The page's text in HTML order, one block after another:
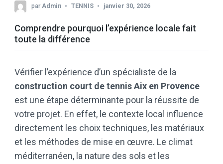
parAdmin TENNIS janvier 30, 2026
Comprendre pourquoi l’expérience locale fait
toute la différence
Vérifier l’expérience d’un spécialiste de la
construction court de tennis Aix en Provence
est une étape déterminante pour la réussite de
votre projet. En effet, le contexte local influence
directement les choix techniques, les matériaux
et les méthodes de mise en œuvre. Le climat
méditerranéen, la nature des sols et les